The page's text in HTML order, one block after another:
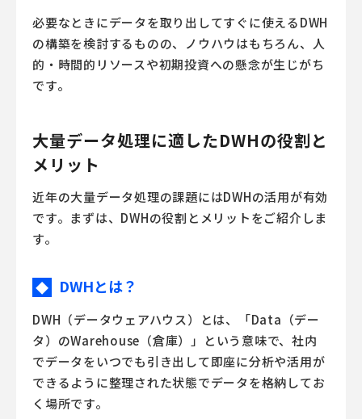
必要なときにデータを取り出してすぐに使えるDWH
の構築を検討するものの、ノウハウはもちろん、人
的・時間的リソースや初期投資への懸念が生じがち
です。
大量データ処理に適したDWHの役割と
メリット
近年の大量データ処理の課題にはDWHの活用が有効
です。まずは、DWHの役割とメリットをご紹介しま
す。
◆ DWHとは？
DWH（データウェアハウス）とは、「Data（デー
タ）のWarehouse（倉庫）」という意味で、社内
でデータをいつでも引き出して即座に分析や活用が
できるように整理された状態でデータを格納してお
く場所です。